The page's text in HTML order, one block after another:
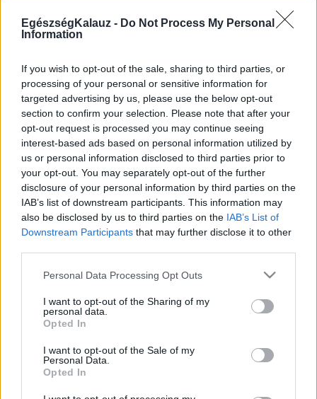
EgészségKalauz - Do Not Process My Personal
Information
If you wish to opt-out of the sale, sharing to third parties, or
processing of your personal or sensitive information for
targeted advertising by us, please use the below opt-out
section to confirm your selection. Please note that after your
opt-out request is processed you may continue seeing
interest-based ads based on personal information utilized by
us or personal information disclosed to third parties prior to
your opt-out. You may separately opt-out of the further
disclosure of your personal information by third parties on the
IAB’s list of downstream participants. This information may
also be disclosed by us to third parties on the IAB’s List of
Downstream Participants that may further disclose it to other
Please note that this website/app uses one or more Google
not limited to your visit or usage behaviour. You may click to
grant or deny consent to Google and its third-party tags to
use your data for below specified purposes in below Google
consent section.
Personal Data Processing Opt Outs
I want to opt-out of the Sharing of my
personal data.
Opted In
I want to opt-out of the Sale of my
Personal Data.
Opted In
Kutatás
Betegségek A-Z
Tünet
Vizsgálat
Kezelés
Életmódváltás
Kutatás
Prevenció
Hírek
Videók
#allergia#influenza#cukorbetegség
#pajzsmirigy#reflux#ekcéma#herpesz
Regisztráció
Emésztés